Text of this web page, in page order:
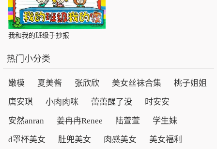
我和我的班级手抄报
热门小分类
嫩模 夏美酱 张欣欣 美女丝袜合集 桃子姐姐
唐安琪 小肉肉咪 蕾蕾醒了没 时安安
安然anran 姜冉冉Renee 陆萱萱 学生妹
d罩杯美女 肚兜美女 肉感美女 美女福利